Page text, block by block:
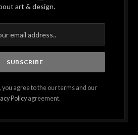
art & design.
you agree to the our terms and our
Policy agreement.